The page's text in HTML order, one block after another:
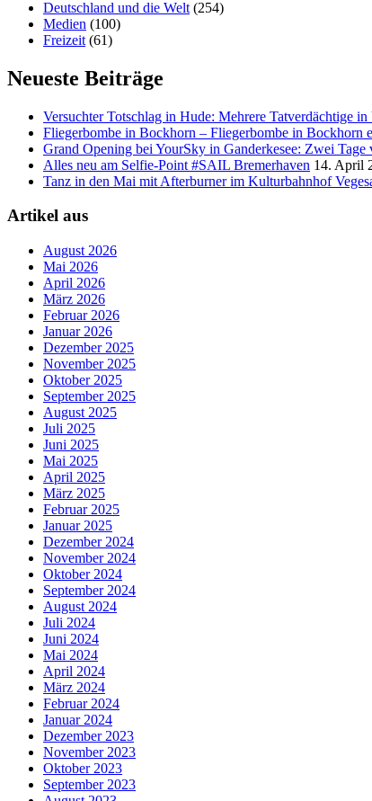
Deutschland und die Welt (254)
Medien (100)
Freizeit (61)
Neueste Beiträge
Versucht­er Totschlag in Hude: Mehrere Tatverdächtige
Fliegerbombe in Bockhorn – Fliegerbombe in Bockhorn
Grand Opening bei YourSky in Ganderkesee: Zwei
Alles neu am Selfie-Point #SAIL Bremerhaven 14. April
Tanz in den Mai mit Afterburner im Kulturbahnhof
Artikel aus
August 2026
Mai 2026
April 2026
März 2026
Februar 2026
Januar 2026
Dezember 2025
November 2025
Oktober 2025
September 2025
August 2025
Juli 2025
Juni 2025
Mai 2025
April 2025
März 2025
Februar 2025
Januar 2025
Dezember 2024
November 2024
Oktober 2024
September 2024
August 2024
Juli 2024
Juni 2024
Mai 2024
April 2024
März 2024
Februar 2024
Januar 2024
Dezember 2023
November 2023
Oktober 2023
September 2023